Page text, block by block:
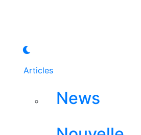
Articles
News